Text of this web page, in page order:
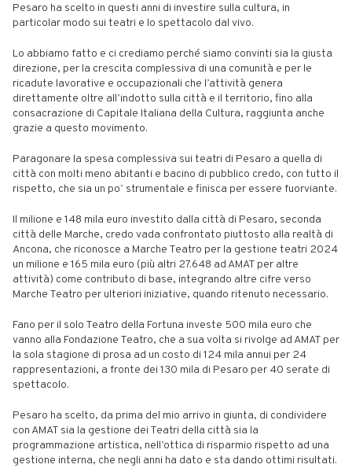
Pesaro ha scelto in questi anni di investire sulla cultura, in
particolar modo sui teatri e lo spettacolo dal vivo.
Lo abbiamo fatto e ci crediamo perché siamo convinti sia la giusta
direzione, per la crescita complessiva di una comunità e per le
ricadute lavorative e occupazionali che l’attività genera
direttamente oltre all’indotto sulla città e il territorio, fino alla
consacrazione di Capitale Italiana della Cultura, raggiunta anche
grazie a questo movimento.
Paragonare la spesa complessiva sui teatri di Pesaro a quella di
città con molti meno abitanti e bacino di pubblico credo, con tutto il
rispetto, che sia un po’ strumentale e finisca per essere fuorviante.
Il milione e 148 mila euro investito dalla città di Pesaro, seconda
città delle Marche, credo vada confrontato piuttosto alla realtà di
Ancona, che riconosce a Marche Teatro per la gestione teatri 2024
un milione e 165 mila euro (più altri 27.648 ad AMAT per altre
attività) come contributo di base, integrando altre cifre verso
Marche Teatro per ulteriori iniziative, quando ritenuto necessario.
Fano per il solo Teatro della Fortuna investe 500 mila euro che
vanno alla Fondazione Teatro, che a sua volta si rivolge ad AMAT per
la sola stagione di prosa ad un costo di 124 mila annui per 24
rappresentazioni, a fronte dei 130 mila di Pesaro per 40 serate di
spettacolo.
Pesaro ha scelto, da prima del mio arrivo in giunta, di condividere
con AMAT sia la gestione dei Teatri della città sia la
programmazione artistica, nell’ottica di risparmio rispetto ad una
gestione interna, che negli anni ha dato e sta dando ottimi risultati.